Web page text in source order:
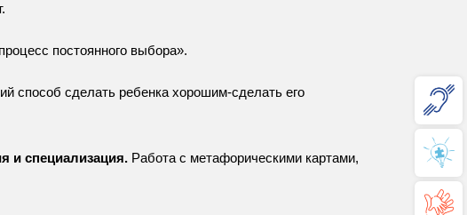
постоянного выбора».
способ сделать ребенка хорошим-сделать его
и специализация. Работа с метафорическими картами,